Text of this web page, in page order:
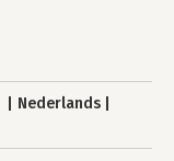
Nederlands